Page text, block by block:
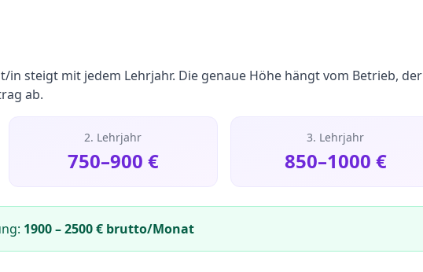
in steigt mit jedem Lehrjahr. Die genaue Höhe hängt vom Betrieb, der
ab.
2. Lehrjahr
750–900 €
3. Lehrjahr
850–1000 €
1900–2500€ brutto/Monat